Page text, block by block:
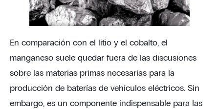
En comparación con el litio y el cobalto, el
manganeso suele quedar fuera de las discusiones
sobre las materias primas necesarias para la
producción de baterías de vehículos eléctricos. Sin
embargo, es un componente indispensable para las